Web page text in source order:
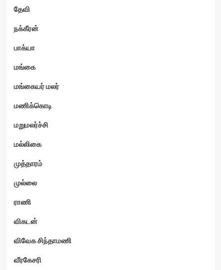
தேவி
நக்கீரன்
பாக்யா
மங்கை
மங்கையர் மலர்
மணிக்கொடி
மறுமலர்ச்சி
மல்லிகை
முத்தாரம்
முல்லை
ராணி
விகடன்
விவேக சிந்தாமணி
வீரகேசரி